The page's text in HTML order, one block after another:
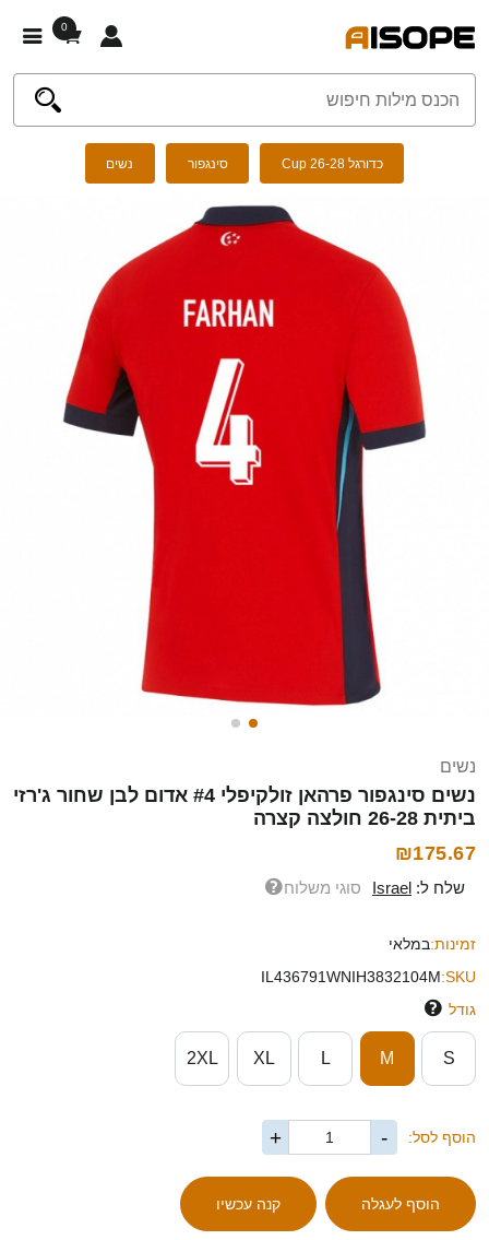
0
כדורגל Cup 26-28 סינגפור נשים
נשים
נשים סינגפור פרהאן זולקיפלי #4 אדום לבן שחור ג'רזי
ביתית 26-28 חולצה קצרה
₪175.67
שלח ל: Israel סוגי משלוח
זמינות:במלאי
SKU:
IL436791WNIH3832104M
גודל
S
M
L
XL
2XL
הוסף לסל: -
+